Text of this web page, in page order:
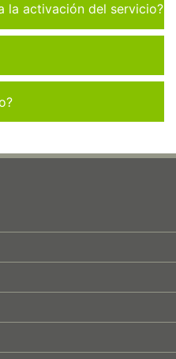
la activación del servicio?